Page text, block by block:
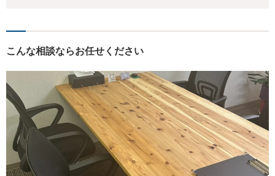
こんな相談ならお任せください